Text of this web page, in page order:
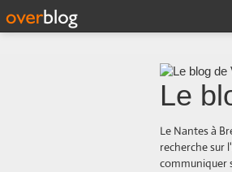
Le
Le Nantes à
recherche sur
communiquer